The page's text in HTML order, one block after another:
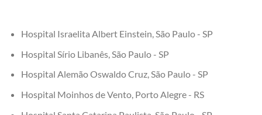
Hospital Israelita Albert Einstein, São Paulo - SP
Hospital Sírio Libanês, São Paulo - SP
Hospital Alemão Oswaldo Cruz, São Paulo - SP
Hospital Moinhos de Vento, Porto Alegre - RS